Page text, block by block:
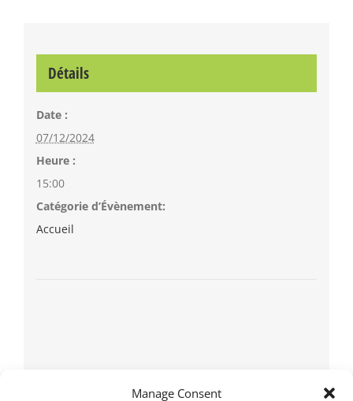
Manage Consent
Détails
Date :
07/12/2024
Heure :
15:00
Catégorie d’Évènement:
Accueil